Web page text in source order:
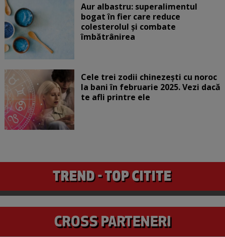
Aur albastru: superalimentul
bogat în fier care reduce
colesterolul și combate
îmbătrânirea
Cele trei zodii chinezești cu noroc
la bani în februarie 2025. Vezi dacă
te afli printre ele